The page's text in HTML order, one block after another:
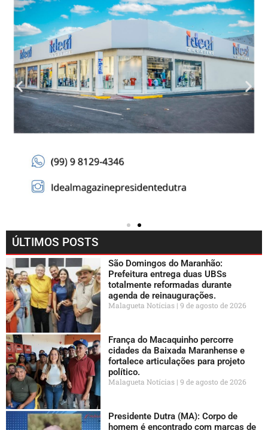
ÚLTIMOS POSTS
São Domingos do Maranhão:
Prefeitura entrega duas UBSs
totalmente reformadas durante
agenda de reinaugurações.
Malagueta Notícias 9 de agosto de 2026
França do Macaquinho percorre
cidades da Baixada Maranhense e
fortalece articulações para projeto
político.
Malagueta Notícias 9 de agosto de 2026
Presidente Dutra (MA): Corpo de
homem é encontrado com marcas de